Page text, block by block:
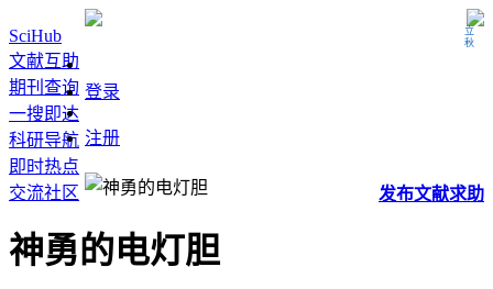
立秋
SciHub
文献互助
期刊查询
一搜即达
科研导航
即时热点
交流社区
登录
注册
发布文献求助
神勇的电灯胆